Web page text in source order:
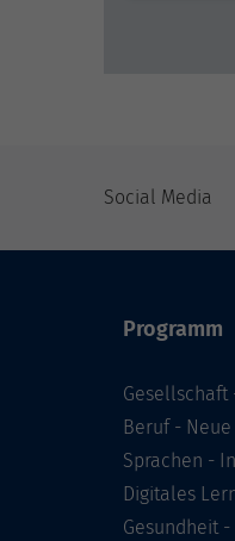
Social Media
Programm
Gesellschaft
Beruf -
Sprachen -
Digitales
Gesundheit